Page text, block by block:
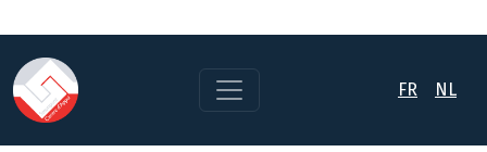
FR NL